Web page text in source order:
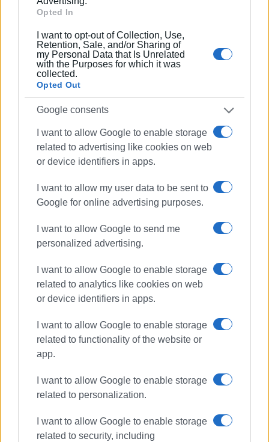
Opted In
I want to opt-out of Collection, Use,
Retention, Sale, and/or Sharing of
my Personal Data that Is Unrelated
with the Purposes for which it was
collected.
Opted Out
Google consents
I want to allow Google to enable storage
related to advertising like cookies on web
or device identifiers in apps.
I want to allow my user data to be sent to
Google for online advertising purposes.
I want to allow Google to send me
personalized advertising.
I want to allow Google to enable storage
related to analytics like cookies on web
or device identifiers in apps.
I want to allow Google to enable storage
related to functionality of the website or
app.
I want to allow Google to enable storage
related to personalization.
I want to allow Google to enable storage
related to security, including
Η αποτυχία συγκρότησης ψηφοδελτίου λόγω των
ανυπέρβλητων εμποδίων που εμπεριέχει ο εκλογικός
νόμος Βορίδη, στέρησε την δυνατότητα συμμετοχής
της ΕΚΚΙΝΗΣΗΣ στην εκλογική αναμέτρηση της 8ης
Οκτωβρίου.
κλείνοντας τον κύκλο της στις 31/12/2023. Καλούμε
τους δημότες στις επικείμενες δημοτικές εκλογές να
στηρίξουν αριστερά ψηφοδέλτια προκειμένου να
ανακοπεί η νεοφιλελεύθερη επέλαση που επιχειρείται
ΦΩΤΟ@ΕΝΗΜΕΡΩΣΗ/ΑΡΧΕΙΟΥ
Εμφανίσεις: 85
Facebook
Συνδρομητές στο e-paper